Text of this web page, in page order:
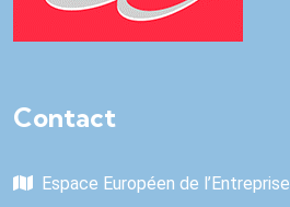
Contact
Espace Européen de l’Entreprise